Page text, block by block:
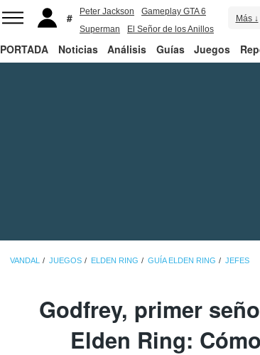
Peter Jackson
Gameplay GTA 6
Superman
El Señor de los Anillos
Más ↓
PORTADA Noticias Análisis Guías Juegos
VANDAL JUEGOS ELDEN RING GUÍA ELDEN RING JEFES
Godfrey, primer
Elden Ring: